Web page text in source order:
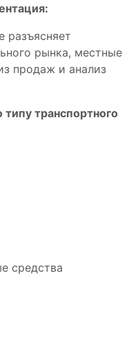
разъясняет
рынка, местные
продаж и анализ
транспортного
средства